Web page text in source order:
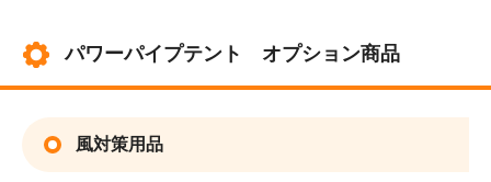
パワーパイプテント オプション商品
風対策用品